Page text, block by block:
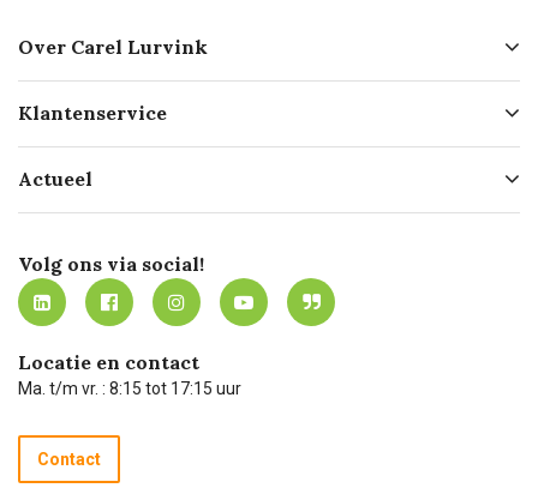
Over Carel Lurvink
Geschiedenis
Missie
Werken bij Carel Lurvink
MVO
Klantenservice
Bezorgen
Mijn Carel Lurvink
Mijn Carel Lurvink instructievideo's
Carel Lurvink App
Hulp op afstand
Technische dienst
Recycle programma
Betalen
Actueel
Innovation LAB
Tevreden klanten
Carel Lurvink Blog
Carel de podcast
Volg ons via social!
Locatie en contact
Ma. t/m vr. : 8:15 tot 17:15 uur
Contact